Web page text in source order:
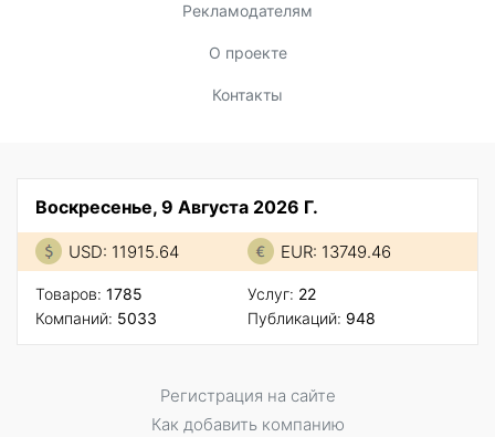
Рекламодателям
О проекте
Контакты
Воскресенье, 9 Августа 2026 Г.
USD: 11915.64 EUR: 13749.46
Товаров: 1785
Компаний: 5033
Услуг: 22
Публикаций: 948
Регистрация на сайте
Как добавить компанию